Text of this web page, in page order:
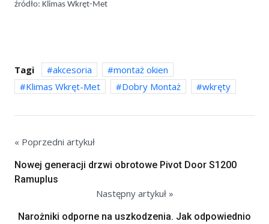
źródło: Klimas Wkręt-Met
Tagi akcesoria
montaż okien
Klimas Wkręt-Met
Dobry Montaż wkręty
« Poprzedni artykuł
Nowej generacji drzwi obrotowe Pivot Door S1200
Ramuplus
Następny artykuł »
Narożniki odporne na uszkodzenia. Jak odpowiednio